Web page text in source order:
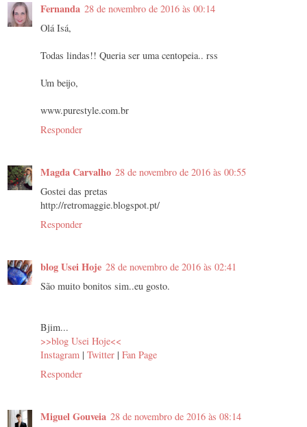
Fernanda 28 de novembro de 2016 às 00:14
Olá Isá,
Todas lindas!! Queria ser uma centopeia.. rss
Um beijo,
www.purestyle.com.br
Responder
Magda Carvalho 28 de novembro de 2016 às 00:55
Gostei das pretas
http://retromaggie.blogspot.pt/
Responder
blog Usei Hoje 28 de novembro de 2016 às 02:41
São muito bonitos sim..eu gosto.
Bjim...
>>blog Usei Hoje<<
Instagram | Twitter | Fan Page
Responder
Miguel Gouveia 28 de novembro de 2016 às 08:14